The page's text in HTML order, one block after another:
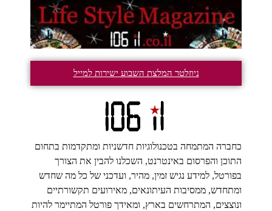
ניוזלטר המלצת השבוע ישירות למייל
כחברה המתמחה בטכנולוגיות חדשניות ומתקדמות בתחום
התוכן והפרסום באינטרנט, השכלנו להבין את הצורך
בפורטל, למידע נגיש זמין, מהיר, ועדכני של כל מה שחדש
ומתחדש, ממסיבות העיתונאים, מאירועים תקשורתיים
ונוצצים, המתרחשים בארץ, ומאידך פורטל המתיימר להיות